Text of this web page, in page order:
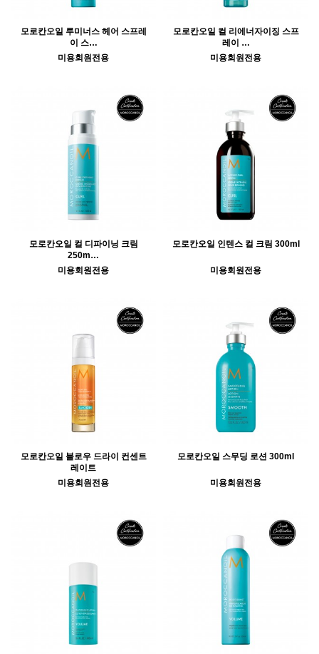
모로칸오일 루미너스 헤어 스프레
이 스…
미용회원전용
모로칸오일 컬 리에너자이징 스프
레이 …
미용회원전용
모로칸오일 컬 디파이닝 크림
250m…
미용회원전용
모로칸오일 인텐스 컬 크림 300ml
미용회원전용
모로칸오일 블로우 드라이 컨센트
레이트
미용회원전용
모로칸오일 스무딩 로션 300ml
미용회원전용